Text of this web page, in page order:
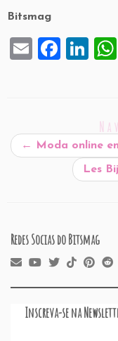
Bitsmag
E
F
b
o
Li
e
dI
n
← Moda online
Les
Redes Socias do Bitsmag
Inscreva-se na